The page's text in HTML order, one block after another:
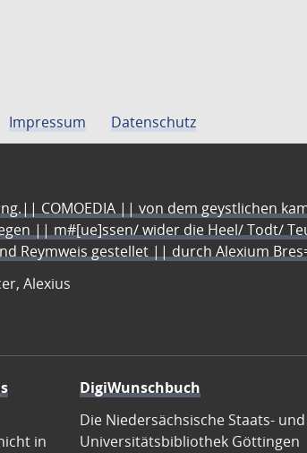
Impressum Datenschutz
COMOEDIA || von dem geystlichen
|| m#[ue]ssen/ wider die Heel/ Todt/
Reymweis gestellet || durch Alexium
Alexius
in
DigiWunschbuch
Die Niedersächsische Staats- und
Universitätsbibliothek Göttingen